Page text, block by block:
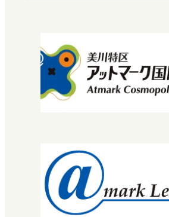
初めての方へ（明蓬館高校の特徴）
学び方
マイプロ
先生・コーチについて
バレエ・ダンサーコース
SNEC（スペシャルニーズ）
STEC
EuLa明蓬館中等部
スクールライフ